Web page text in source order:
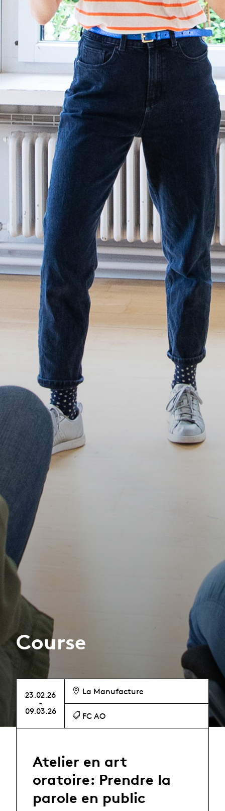
Course
23.02.26
-
09.03.26
La Manufacture
FC AO
Atelier en art
oratoire: Prendre la
parole en public